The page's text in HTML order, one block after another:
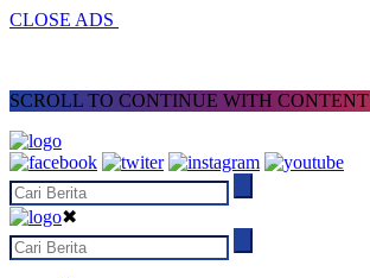
CLOSE ADS
SCROLL TO CONTINUE WITH CONTENT
✖